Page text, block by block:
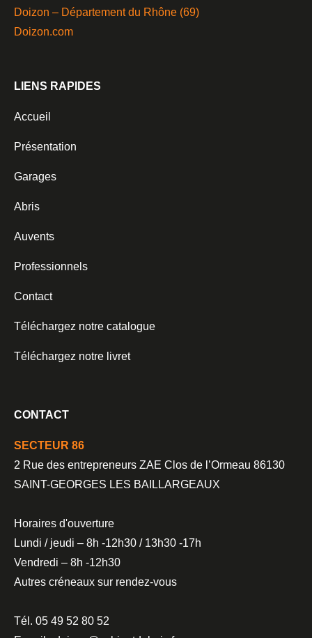
Doizon – Département du Rhône (69)
Doizon.com
LIENS RAPIDES
Accueil
Présentation
Garages
Abris
Auvents
Professionnels
Contact
Téléchargez notre catalogue
Téléchargez notre livret
CONTACT
SECTEUR 86
2 Rue des entrepreneurs ZAE Clos de l’Ormeau 86130
SAINT-GEORGES LES BAILLARGEAUX
Horaires d'ouverture
Lundi / jeudi – 8h -12h30 / 13h30 -17h
Vendredi – 8h -12h30
Autres créneaux sur rendez-vous
Tél. 05 49 52 80 52